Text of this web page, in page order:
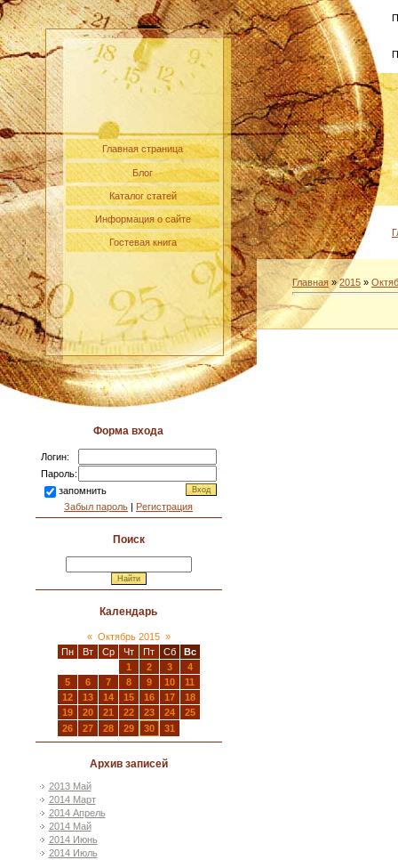
Главная страница
Блог
Каталог статей
Информация о сайте
Гостевая книга
Форма входа
Логин:
Пароль:
запомнить
Забыл пароль | Регистрация
Поиск
Календарь
« Октябрь 2015 »
Пн
Вт Ср Чт Пт Сб
Вс
1
2 3
4
5
6 7 8 9 10
11
12
13 14 15 16 17
18
19
20 21 22 23 24
25
26
27 28 29 30 31
Архив записей
2013 Май
2014 Март
2014 Апрель
2014 Май
2014 Июнь
2014 Июль
Главная »2015 »